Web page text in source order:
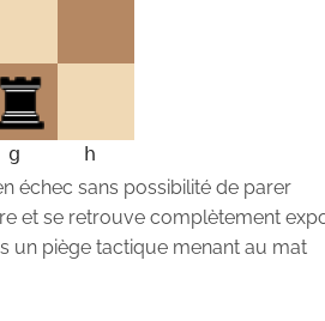
échec sans possibilité de parer
et se retrouve complètement
un piège tactique menant au mat